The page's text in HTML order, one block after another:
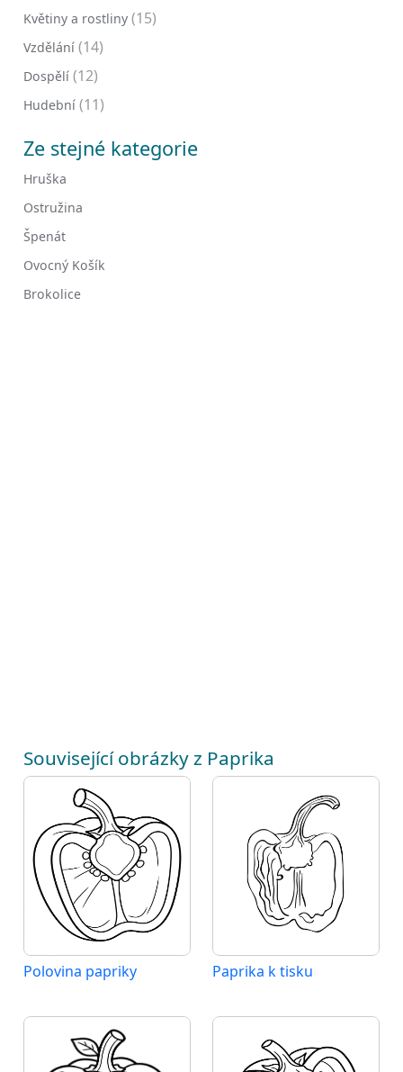
Květiny a rostliny (15)
Vzdělání (14)
Dospělí (12)
Hudební (11)
Ze stejné kategorie
Hruška
Ostružina
Špenát
Ovocný Košík
Brokolice
Související obrázky z Paprika
Polovina papriky Paprika k tisku